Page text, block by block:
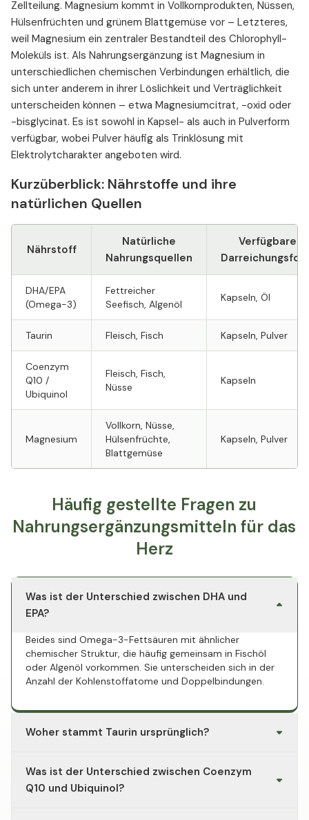
Zellteilung. Magnesium kommt in Vollkornprodukten, Nüssen,
Hülsenfrüchten und grünem Blattgemüse vor – Letzteres,
weil Magnesium ein zentraler Bestandteil des Chlorophyll-
Moleküls ist. Als Nahrungsergänzung ist Magnesium in
unterschiedlichen chemischen Verbindungen erhältlich, die
sich unter anderem in ihrer Löslichkeit und Verträglichkeit
unterscheiden können – etwa Magnesiumcitrat, -oxid oder
-bisglycinat. Es ist sowohl in Kapsel- als auch in Pulverform
verfügbar, wobei Pulver häufig als Trinklösung mit
Elektrolytcharakter angeboten wird.
Kurzüberblick: Nährstoffe und ihre
natürlichen Quellen
Nährstoff
Natürliche
Nahrungsquellen
Verfügbare
DHA/EPA
(Omega-3)
Fettreicher
Seefisch, Algenöl
Kapseln, Öl
Taurin Fleisch, Fisch Kapseln, Pulver
Coenzym
Q10 /
Ubiquinol
Fleisch, Fisch,
Nüsse
Kapseln
Magnesium
Vollkorn, Nüsse,
Hülsenfrüchte,
Blattgemüse
Kapseln, Pulver
Häufig gestellte Fragen zu
Nahrungsergänzungsmitteln für das
Herz
Was ist der Unterschied zwischen DHA und
EPA?
Beides sind Omega-3-Fettsäuren mit ähnlicher
chemischer Struktur, die häufig gemeinsam in Fischöl
oder Algenöl vorkommen. Sie unterscheiden sich in der
Anzahl der Kohlenstoffatome und Doppelbindungen.
Woher stammt Taurin ursprünglich?
der Name, abgeleitet von "taurus"). Es kommt
natürlicherweise vor allem in tierischen Lebensmitteln
Was ist der Unterschied zwischen Coenzym
Q10 und Ubiquinol?